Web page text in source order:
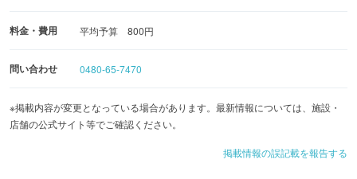
料金・費用 平均予算 800円
問い合わせ 0480-65-7470
※掲載内容が変更となっている場合があります。最新情報については、施設・
店舗の公式サイト等でご確認ください。
掲載情報の誤記載を報告する